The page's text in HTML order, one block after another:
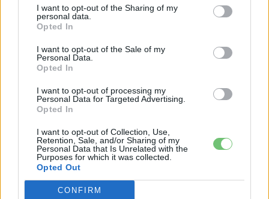
I want to opt-out of the Sharing of my
personal data.
Opted In
I want to opt-out of the Sale of my
Personal Data.
Opted In
I want to opt-out of processing my
Personal Data for Targeted Advertising.
Opted In
I want to opt-out of Collection, Use,
Retention, Sale, and/or Sharing of my
Personal Data that Is Unrelated with the
Purposes for which it was collected.
Opted Out
CONFIRM
indulhat harcba a...
2026-08-05
2,4 millió eurós programba kezdtek a
németek, hogy lekörözzék a kínai...
2026-08-07
álomhatárt, és lekörözte a Changant
2026-08-05